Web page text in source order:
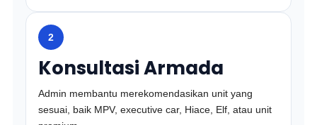
2
Konsultasi Armada
Admin membantu merekomendasikan unit yang
sesuai, baik MPV, executive car, Hiace, Elf, atau unit